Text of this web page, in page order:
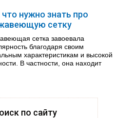
что нужно знать про
сетку
сетка завоевала
благодаря своим
характеристикам и высокой
В частности, она находит
по сайту